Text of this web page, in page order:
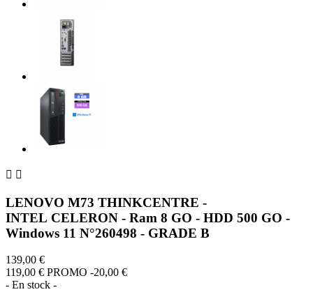
 
LENOVO M73 THINKCENTRE -
INTEL CELERON - Ram 8 GO - HDD 500 GO -
Windows 11 N°260498 - GRADE B
139,00 €
119,00 € PROMO -20,00 €
- En stock -